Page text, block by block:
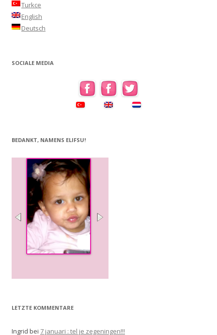
Turkce
English
Deutsch
SOCIALE MEDIA
BEDANKT, NAMENS ELIFSU!
LETZTE KOMMENTARE
Ingrid bei 7 januari : tel je zegeningen!!!